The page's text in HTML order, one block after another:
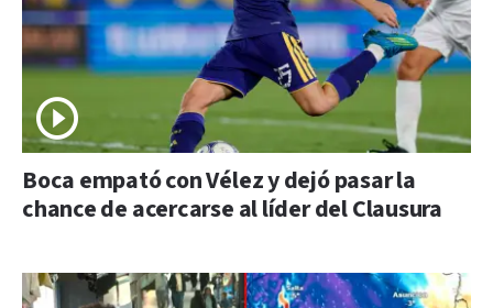
Boca empató con Vélez y dejó pasar la
chance de acercarse al líder del Clausura